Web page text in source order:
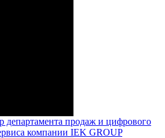
департамента продаж и цифрового
компании IEK GROUP